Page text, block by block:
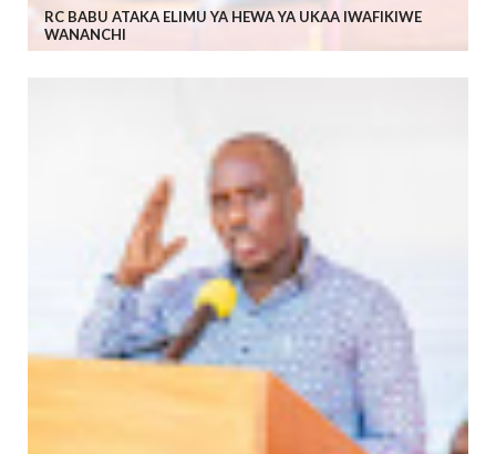
RC BABU ATAKA ELIMU YA HEWA YA UKAA IWAFIKIWE
WANANCHI